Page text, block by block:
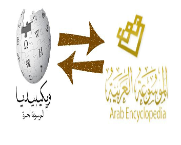
أربعة مؤلفات هي: الحكم، الأدلة، تنظيم
التغذية، ورسالته في جروح الرأس.
ويعود له الفضل بأنه حرر الطب من
الدين والفلسفة.
- هل تعلم أن المرجان إفراز حيواني
يتكون في البحر ويتركب من مادة
كربونات الكلسيوم، وهو أحمر أو شديد
الحمرة وهو أجود أنواعه، ويمتاز بكبر
الحجم ويسمى الش